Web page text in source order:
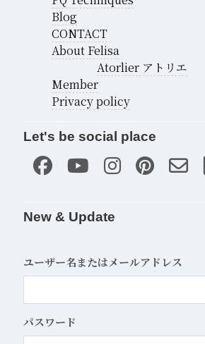
Blog
CONTACT
About Felisa
Atorlier アトリエ
Member
Privacy policy
Let's be social place
New & Update
ユーザー名またはメールアドレス
パスワード